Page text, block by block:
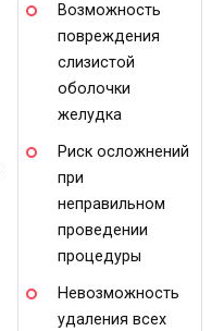
Возможность
повреждения
слизистой
оболочки
желудка
Риск осложнений
при
неправильном
проведении
процедуры
Невозможность
удаления всех